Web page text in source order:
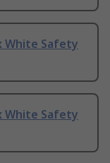
White Safety
White Safety